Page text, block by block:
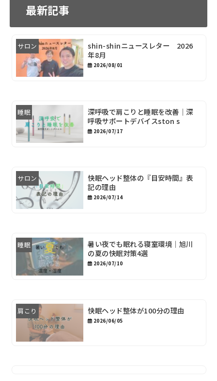
最新記事
サロン
shin-shinニュースレター 2026
年8月
2026/08/01
睡眠
深呼吸で肩こりと睡眠を改善｜深
呼吸サポートデバイスston s
2026/07/17
サロン
快眠ヘッド整体の『目安時間』表
記の理由
2026/07/14
睡眠
暑い夜でも眠れる寝室環境｜旭川
の夏の快眠対策4選
2026/07/10
肩こり 快眠ヘッド整体が100分の理由
2026/06/05